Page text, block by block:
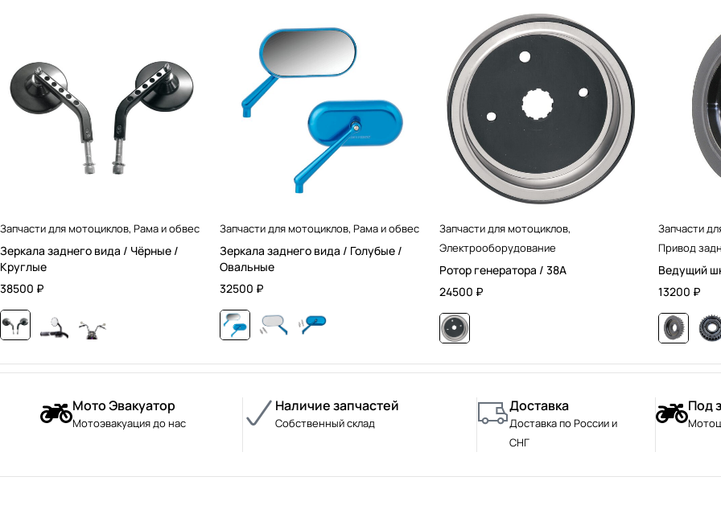
Запчасти для мотоциклов, Рама и обвес
Зеркала заднего вида / Чёрные /
Круглые
38500 ₽
Запчасти для мотоциклов, Рама и обвес
Зеркала заднего вида / Голубые /
Овальные
32500 ₽
Запчасти для мотоциклов,
Электрооборудование
Ротор генератора / 38А
24500 ₽
Запчасти
Привод
Ведущий
13200 ₽
Мото Эвакуатор
Мотоэвакуация до нас
Наличие запчастей
Собственный склад
Доставка
Доставка по России и
СНГ
Под